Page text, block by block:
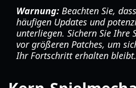
Warnung: Beachten Sie,
häufigen Updates und
unterliegen. Sichern Sie Ihre
vor größeren Patches, um
Ihr Fortschritt erhalten bleibt.